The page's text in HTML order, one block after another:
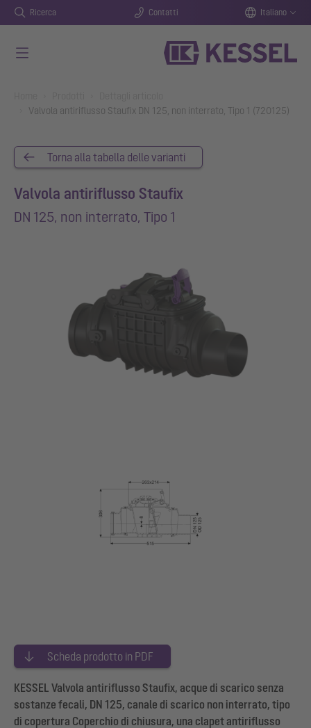
Ricerca Contatti Italiano
Valvola antiriflusso Staufix DN 125, non interrato, Tipo 1 (720125)
Torna alla tabella delle varianti
Valvola antiriflusso Staufix
DN 125, non interrato, Tipo 1
Scheda prodotto in PDF
KESSEL Valvola antiriflusso Staufix, acque di scarico senza
sostanze fecali, DN 125, canale di scarico non interrato, tipo
di copertura Coperchio di chiusura, una clapet antiriflusso